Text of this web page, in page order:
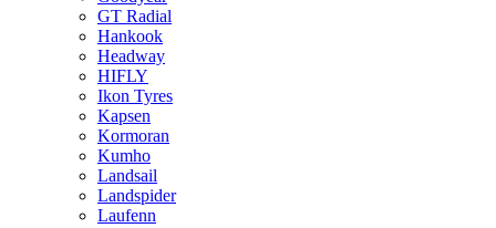
GT Radial
Hankook
Headway
HIFLY
Ikon Tyres
Kapsen
Kormoran
Kumho
Landsail
Landspider
Laufenn